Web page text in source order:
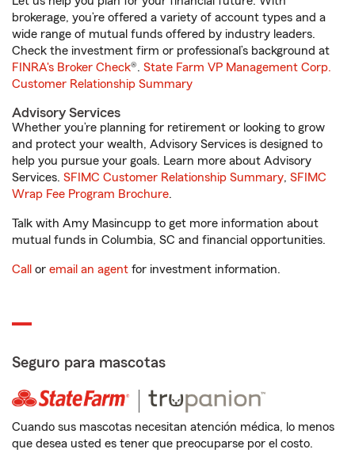
brokerage, you’re offered a variety of account types and a
wide range of mutual funds offered by industry leaders.
Check the investment firm or professional’s background at
FINRA's Broker Check®. State Farm VP Management Corp.
Customer Relationship Summary
Advisory Services
Whether you’re planning for retirement or looking to grow
and protect your wealth, Advisory Services is designed to
help you pursue your goals. Learn more about Advisory
Services. SFIMC Customer Relationship Summary, SFIMC
Wrap Fee Program Brochure.
Talk with Amy Masincupp to get more information about
mutual funds in Columbia, SC and financial opportunities.
Call or email an agent for investment information.
Seguro para mascotas
Cuando sus mascotas necesitan atención médica, lo menos
que desea usted es tener que preocuparse por el costo.